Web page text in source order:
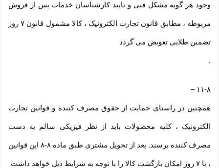
وجود هر گونه مشکل فنی و تایید کارشناسان خدمات پس از فروش
مربوطه ، مطابق قانون تجارت الکترونیک ، کالا مشمول قانون ۷ روز
تضمین طلایی تعویض می گردد
.
۱۱-۸ –
همچنین در راستای حمایت از حقوق مصرف کننده و قوانین تجارت
الکترونیک ، کلیه محصولات باید از نظر فیزیکی سالم به دست
مصرف کننده برسند. بعد از تحویل مشتری طبق ماده ۸-۸ این قوانین
، تا ۷ روز امکان بازگشت کالا را با توجه به شرایط ذیل خواهد داشت